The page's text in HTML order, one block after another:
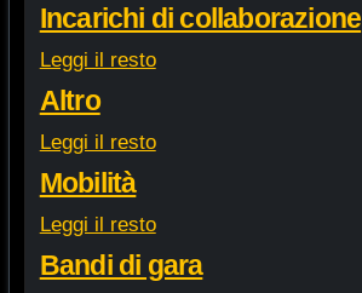
Incarichi di collaborazione
Leggi il resto
Altro
Leggi il resto
Mobilità
Leggi il resto
Bandi di gara